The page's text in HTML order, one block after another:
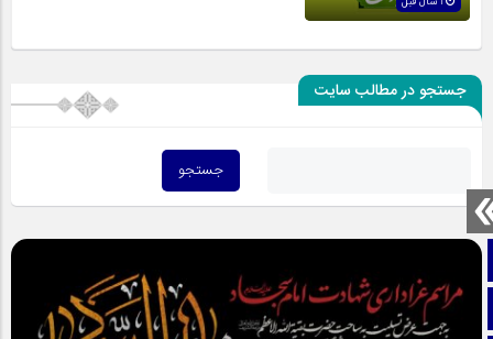
صفحه نخست
تماس با ما
جستجو در مطالب سایت